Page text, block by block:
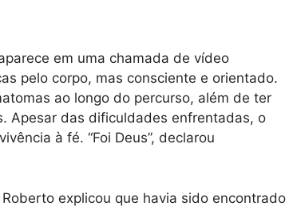
em uma chamada de vídeo
pelo corpo, mas consciente e orientado.
ao longo do percurso, além de ter
Apesar das dificuldades enfrentadas, o
à fé. “Foi Deus”, declarou
explicou que havia sido encontrado